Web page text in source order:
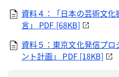
資料４：「日本の芸術文
言」
PDF [68KB]
資料５：東京文化発信プ
ント計画」
PDF [18KB]